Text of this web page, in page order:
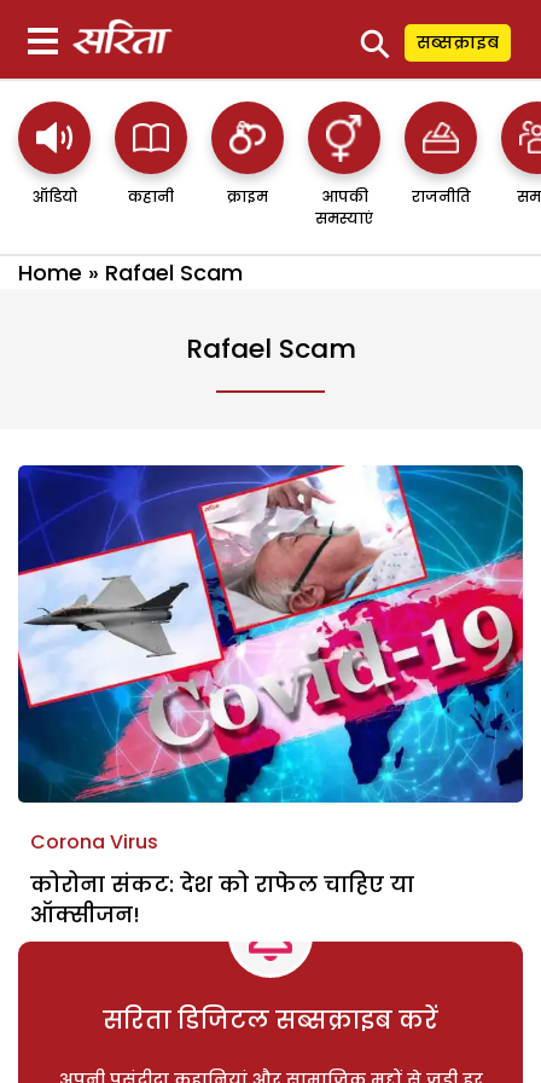
⚲ सब्सक्राइब
ऑडियो कहानी क्राइम
आपकी
समस्याएं
राजनीति
Home » Rafael Scam
Rafael Scam
Corona Virus
कोरोना संकट: देश को राफेल चाहिए या
ऑक्सीजन!
सरिता डिजिटल सब्सक्राइब करें